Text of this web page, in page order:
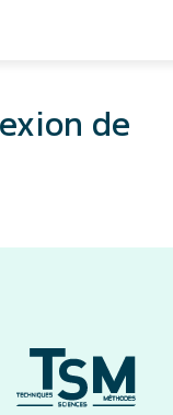
de